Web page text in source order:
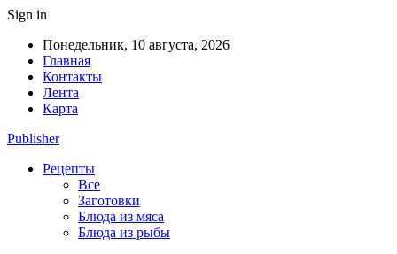
Sign in
Понедельник, 10 августа, 2026
Главная
Контакты
Лента
Карта
Publisher
Рецепты
Все
Заготовки
Блюда из мяса
Блюда из рыбы